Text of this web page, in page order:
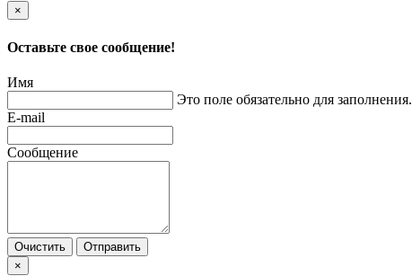
×
Оставьте свое сообщение!
Имя
Это поле обязательно для заполнения.
E-mail
Сообщение
Очистить
Отправить
×